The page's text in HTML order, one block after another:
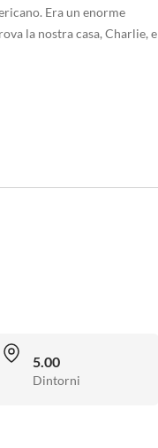
Era un enorme
la nostra casa, Charlie, e
5.00
Dintorni